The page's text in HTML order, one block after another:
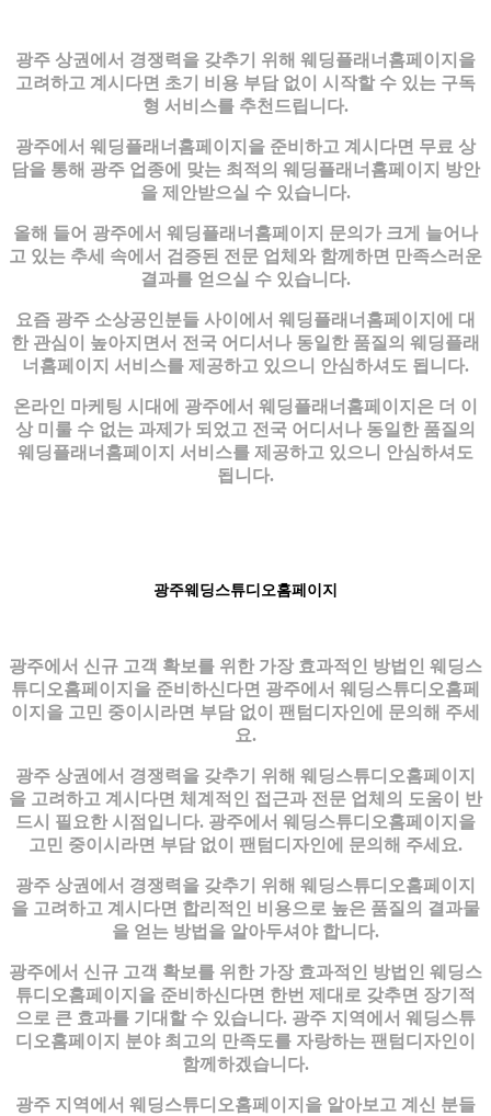
광주 상권에서 경쟁력을 갖추기 위해 웨딩플래너홈페이지을
고려하고 계시다면 초기 비용 부담 없이 시작할 수 있는 구독
형 서비스를 추천드립니다.
광주에서 웨딩플래너홈페이지을 준비하고 계시다면 무료 상
담을 통해 광주 업종에 맞는 최적의 웨딩플래너홈페이지 방안
을 제안받으실 수 있습니다.
올해 들어 광주에서 웨딩플래너홈페이지 문의가 크게 늘어나
고 있는 추세 속에서 검증된 전문 업체와 함께하면 만족스러운
결과를 얻으실 수 있습니다.
요즘 광주 소상공인분들 사이에서 웨딩플래너홈페이지에 대
한 관심이 높아지면서 전국 어디서나 동일한 품질의 웨딩플래
너홈페이지 서비스를 제공하고 있으니 안심하셔도 됩니다.
온라인 마케팅 시대에 광주에서 웨딩플래너홈페이지은 더 이
상 미룰 수 없는 과제가 되었고 전국 어디서나 동일한 품질의
웨딩플래너홈페이지 서비스를 제공하고 있으니 안심하셔도
됩니다.
광주웨딩스튜디오홈페이지
광주에서 신규 고객 확보를 위한 가장 효과적인 방법인 웨딩스
튜디오홈페이지을 준비하신다면 광주에서 웨딩스튜디오홈페
이지을 고민 중이시라면 부담 없이 팬텀디자인에 문의해 주세
요.
광주 상권에서 경쟁력을 갖추기 위해 웨딩스튜디오홈페이지
을 고려하고 계시다면 체계적인 접근과 전문 업체의 도움이 반
드시 필요한 시점입니다. 광주에서 웨딩스튜디오홈페이지을
고민 중이시라면 부담 없이 팬텀디자인에 문의해 주세요.
광주 상권에서 경쟁력을 갖추기 위해 웨딩스튜디오홈페이지
을 고려하고 계시다면 합리적인 비용으로 높은 품질의 결과물
을 얻는 방법을 알아두셔야 합니다.
광주에서 신규 고객 확보를 위한 가장 효과적인 방법인 웨딩스
튜디오홈페이지을 준비하신다면 한번 제대로 갖추면 장기적
으로 큰 효과를 기대할 수 있습니다. 광주 지역에서 웨딩스튜
디오홈페이지 분야 최고의 만족도를 자랑하는 팬텀디자인이
함께하겠습니다.
광주 지역에서 웨딩스튜디오홈페이지을 알아보고 계신 분들